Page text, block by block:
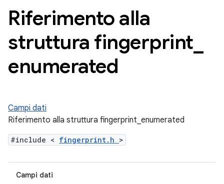
Riferimento alla
struttura fingerprint
enumerated
Campi dati
Riferimento alla struttura fingerprint_enumerated
#include < fingerprint.h >
Campi dati